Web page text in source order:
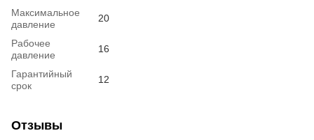
Максимальное
давление
20
Рабочее
давление
16
Гарантийный
срок
12
Отзывы